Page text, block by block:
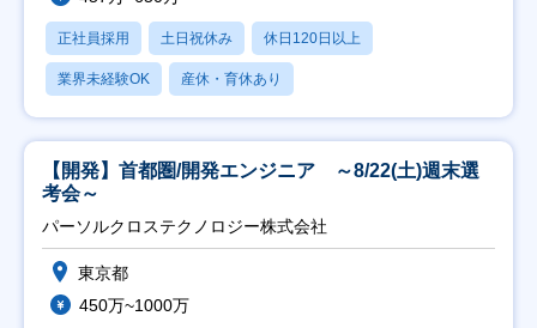
正社員採用 土日祝休み 休日120日以上
業界未経験OK 産休・育休あり
【開発】首都圏/開発エンジニア ～8/22(土)週末選
考会～
パーソルクロステクノロジー株式会社
東京都
450万~1000万